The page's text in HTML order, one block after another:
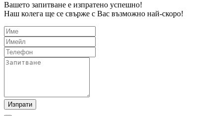
Вашето запитване е изпратено успешно!
Наш колега ще се свърже с Вас възможно най-скоро!
Изпрати